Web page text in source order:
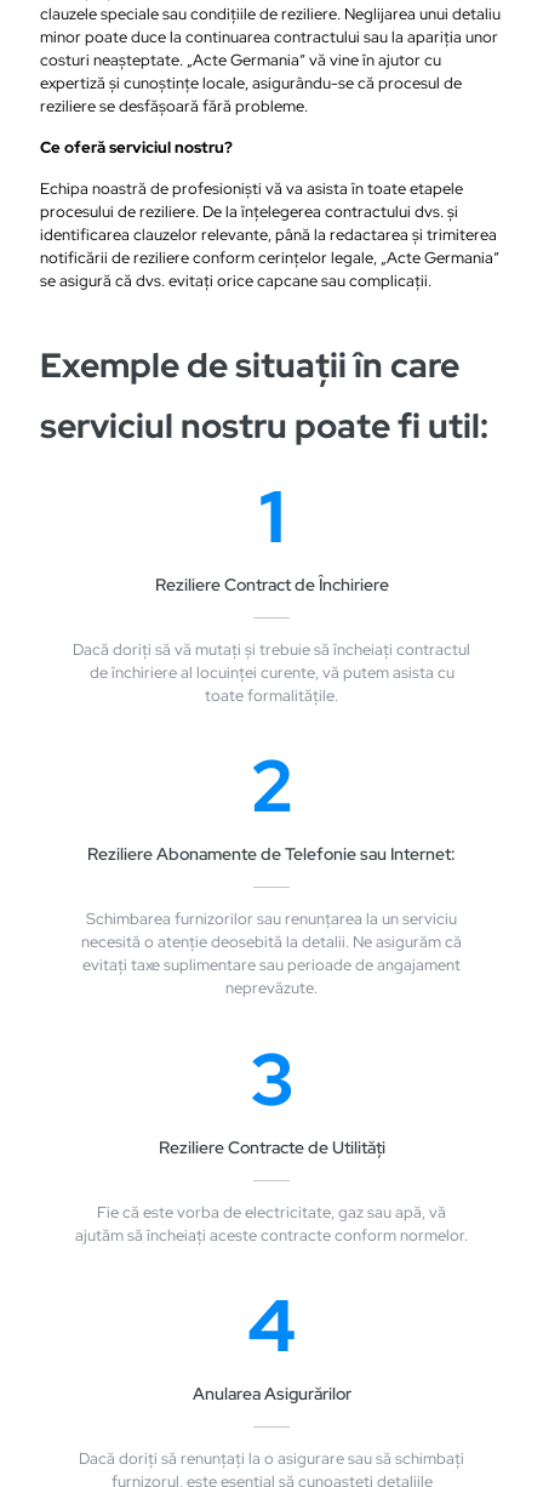
clauzele speciale sau condițiile de reziliere. Neglijarea unui detaliu
minor poate duce la continuarea contractului sau la apariția unor
costuri neașteptate. „Acte Germania” vă vine în ajutor cu
expertiză și cunoștințe locale, asigurându-se că procesul de
reziliere se desfășoară fără probleme.
Ce oferă serviciul nostru?
Echipa noastră de profesioniști vă va asista în toate etapele
procesului de reziliere. De la înțelegerea contractului dvs. și
identificarea clauzelor relevante, până la redactarea și trimiterea
notificării de reziliere conform cerințelor legale, „Acte Germania”
se asigură că dvs. evitați orice capcane sau complicații.
Exemple de situații în care
serviciul nostru poate fi util:
1
Reziliere Contract de Închiriere
Dacă doriți să vă mutați și trebuie să încheiați contractul
de închiriere al locuinței curente, vă putem asista cu
toate formalitățile.
2
Reziliere Abonamente de Telefonie sau Internet:
Schimbarea furnizorilor sau renunțarea la un serviciu
necesită o atenție deosebită la detalii. Ne asigurăm că
evitați taxe suplimentare sau perioade de angajament
neprevăzute.
3
Reziliere Contracte de Utilități
Fie că este vorba de electricitate, gaz sau apă, vă
ajutăm să încheiați aceste contracte conform normelor.
4
Anularea Asigurărilor
Dacă doriți să renunțați la o asigurare sau să schimbați
furnizorul, este esențial să cunoașteți detaliile